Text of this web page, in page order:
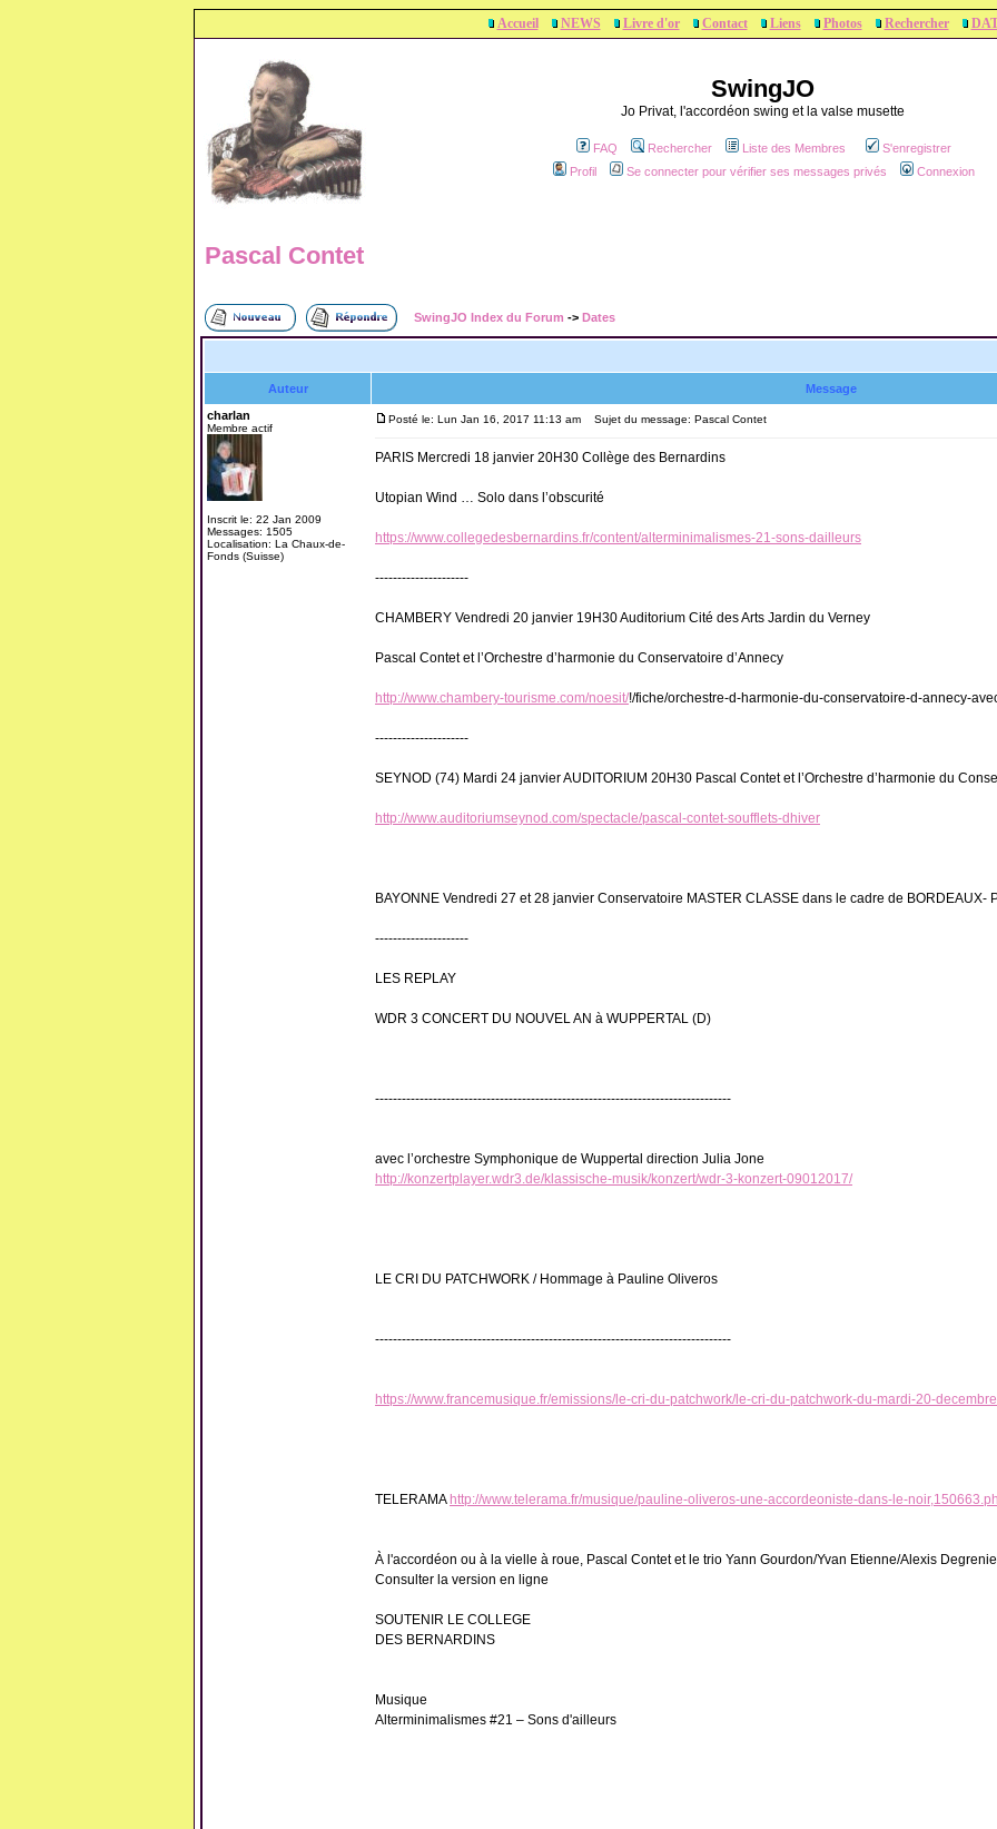
Accueil NEWS Livre d'or Contact Liens Photos Rechercher
SwingJO
Jo Privat, l'accordéon swing et la valse musette
FAQ Rechercher Liste des Membres
S'enregistrer
Profil
Se connecter pour vérifier ses messages privés Connexion
Pascal Contet
SwingJO Index du Forum -> Dates
Auteur
Message
charlan
Membre actif
Inscrit le: 22 Jan 2009
Messages: 1505
Localisation: La Chaux-de-
Fonds (Suisse)
Posté le: Lun Jan 16, 2017 11:13 am Sujet du message: Pascal Contet
PARIS Mercredi 18 janvier 20H30 Collège des Bernardins
Utopian Wind … Solo dans l’obscurité
https://www.collegedesbernardins.fr/content/alterminimalismes-21-sons-dailleurs
---------------------
CHAMBERY Vendredi 20 janvier 19H30 Auditorium Cité des Arts Jardin du Verney
Pascal Contet et l’Orchestre d’harmonie du Conservatoire d’Annecy
http://www.chambery-tourisme.com/noesit/!/fiche/orchestre-d-harmonie-du-conservatoire-d-annecy-
---------------------
SEYNOD (74) Mardi 24 janvier AUDITORIUM 20H30 Pascal Contet et l’Orchestre d’harmonie du
http://www.auditoriumseynod.com/spectacle/pascal-contet-soufflets-dhiver
BAYONNE Vendredi 27 et 28 janvier Conservatoire MASTER CLASSE dans le cadre de
---------------------
LES REPLAY
WDR 3 CONCERT DU NOUVEL AN à WUPPERTAL (D)
--------------------------------------------------------------------------------
avec l’orchestre Symphonique de Wuppertal direction Julia Jone
http://konzertplayer.wdr3.de/klassische-musik/konzert/wdr-3-konzert-09012017/
LE CRI DU PATCHWORK / Hommage à Pauline Oliveros
--------------------------------------------------------------------------------
https://www.francemusique.fr/emissions/le-cri-du-patchwork/le-cri-du-patchwork-du-mardi-20-
TELERAMA http://www.telerama.fr/musique/pauline-oliveros-une-accordeoniste-dans-le-
À l'accordéon ou à la vielle à roue, Pascal Contet et le trio Yann Gourdon/Yvan Etienne/Alexis
Consulter la version en ligne
SOUTENIR LE COLLEGE
DES BERNARDINS
Musique
Alterminimalismes #21 – Sons d'ailleurs